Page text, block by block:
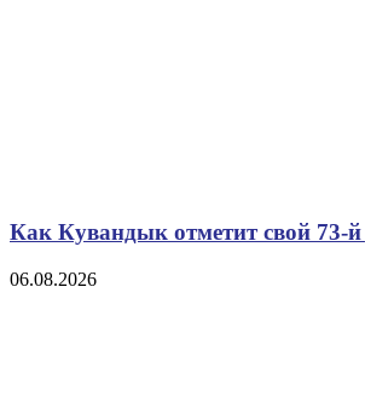
Как Кувандык отметит свой 73-
06.08.2026